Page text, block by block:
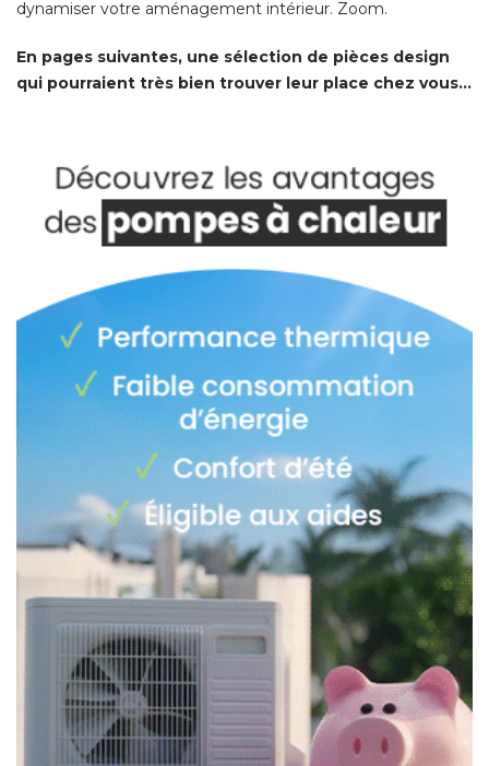
dynamiser votre aménagement intérieur. Zoom.
En pages suivantes, une sélection de pièces design
qui pourraient très bien trouver leur place chez vous...